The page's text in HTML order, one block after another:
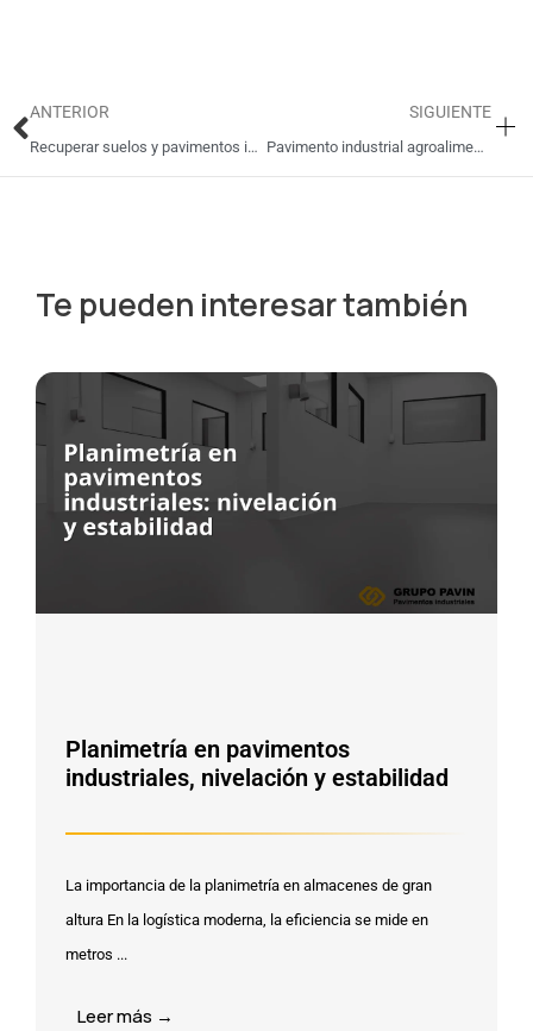
Ant
ANTERIOR
Recuperar suelos y pavimentos industriales de resinas en Barcelona
SIGUIENTE
Pavimento industrial agroalimentario aplicado en cámaras frigoríficas sin parada de frío
Te pueden interesar también
Planimetría en pavimentos
industriales, nivelación y estabilidad
La importancia de la planimetría en almacenes de gran
altura En la logística moderna, la eficiencia se mide en
metros ...
Leer más →